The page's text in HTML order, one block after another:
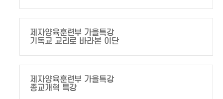
제자양육훈련부 가을특강
기독교 교리로 바라본 이단
제자양육훈련부 가을특강
종교개혁 특강